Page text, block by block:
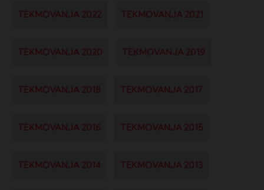
TEKMOVANJA 2022 TEKMOVANJA 2021
TEKMOVANJA 2020 TEKMOVANJA 2019
TEKMOVANJA 2018 TEKMOVANJA 2017
TEKMOVANJA 2016 TEKMOVANJA 2015
TEKMOVANJA 2014 TEKMOVANJA 2013